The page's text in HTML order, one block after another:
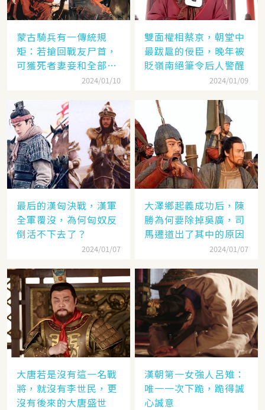
蒙古騎兵有一傳統規
矩：若搶回戰友尸首，
可獲死者妻妾和全部牲
2024/01/10
雙面權相蔡京，朝堂中
最跋扈的佞臣，晚年被
貶嶺南絕筆令后人警醒
2024/01/09
最后的漢匈決戰，漢軍
全軍覆沒，為何匈奴反
倒活不下去了？
2024/01/07
大澤鄉起義成功后，陳
勝為何要除掉吳廣，司
馬遷道出了其中的原因
2024/01/07
大唐若是沒有這一名戰
將，就沒有李世民，更
沒有後來的大唐盛世
漢朝第一女強人呂雉：
唯一一次下跪，跪得誠
心誠意